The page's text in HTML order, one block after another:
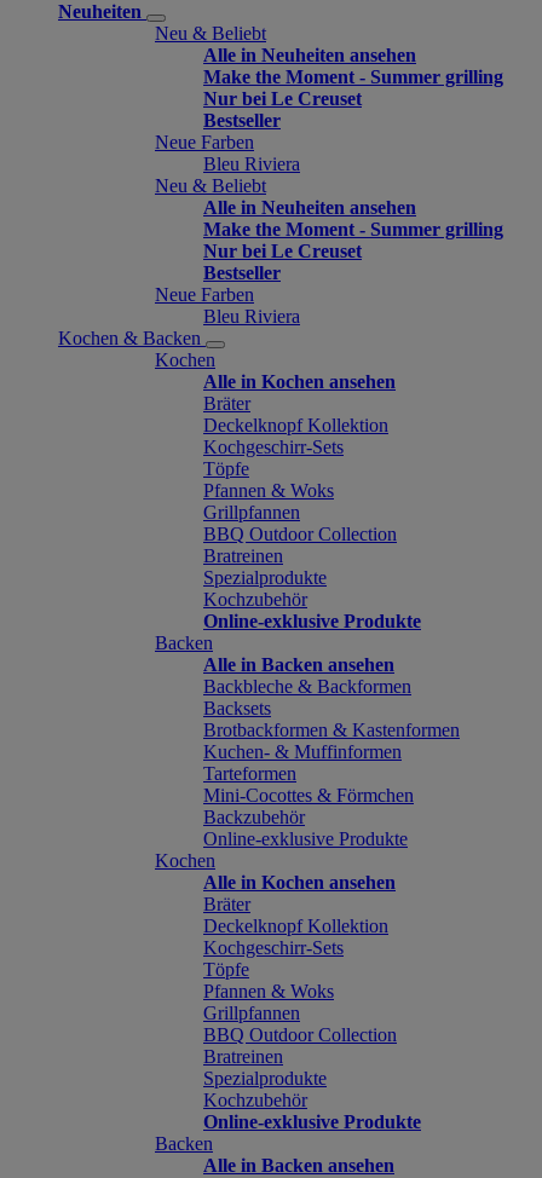
Neuheiten
Neu & Beliebt
Alle in Neuheiten ansehen
Make the Moment - Summer grilling
Nur bei Le Creuset
Bestseller
Neue Farben
Bleu Riviera
Neu & Beliebt
Alle in Neuheiten ansehen
Make the Moment - Summer grilling
Nur bei Le Creuset
Bestseller
Neue Farben
Bleu Riviera
Kochen & Backen
Kochen
Alle in Kochen ansehen
Bräter
Deckelknopf Kollektion
Kochgeschirr-Sets
Töpfe
Pfannen & Woks
Grillpfannen
BBQ Outdoor Collection
Bratreinen
Spezialprodukte
Kochzubehör
Online-exklusive Produkte
Backen
Alle in Backen ansehen
Backbleche & Backformen
Backsets
Brotbackformen & Kastenformen
Kuchen- & Muffinformen
Tarteformen
Mini-Cocottes & Förmchen
Backzubehör
Online-exklusive Produkte
Kochen
Alle in Kochen ansehen
Bräter
Deckelknopf Kollektion
Kochgeschirr-Sets
Töpfe
Pfannen & Woks
Grillpfannen
BBQ Outdoor Collection
Bratreinen
Spezialprodukte
Kochzubehör
Online-exklusive Produkte
Backen
Alle in Backen ansehen